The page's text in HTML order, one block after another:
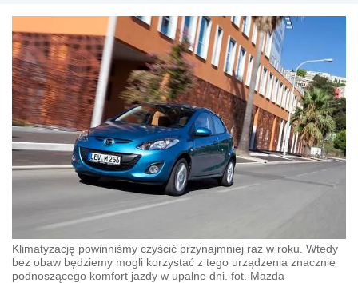
Klimatyzację powinniśmy czyścić przynajmniej raz w roku. Wtedy
bez obaw będziemy mogli korzystać z tego urządzenia znacznie
podnoszącego komfort jazdy w upalne dni. fot. Mazda